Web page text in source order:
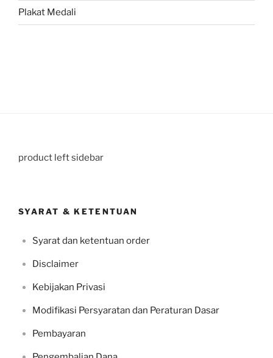
Plakat Medali
product left sidebar
SYARAT & KETENTUAN
Syarat dan ketentuan order
Disclaimer
Kebijakan Privasi
Modifikasi Persyaratan dan Peraturan Dasar
Pembayaran